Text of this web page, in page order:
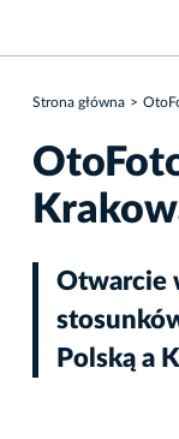
Strona główna
Otwarcie
Polską a